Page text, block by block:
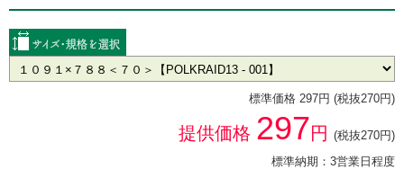
標準価格 297円 (税抜270円)
提供価格 297円 (税抜270円)
標準納期：3営業日程度